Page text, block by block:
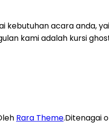
acara anda,
kami adalah kursi
Rara Theme.Ditenagai